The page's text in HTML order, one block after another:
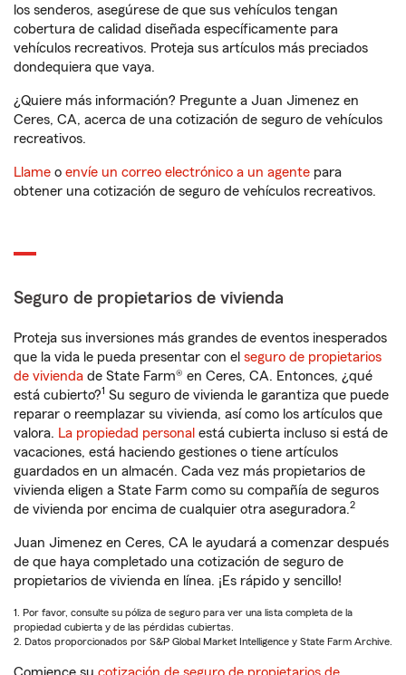
los senderos, asegúrese de que sus vehículos tengan
cobertura de calidad diseñada específicamente para
vehículos recreativos. Proteja sus artículos más preciados
dondequiera que vaya.
¿Quiere más información? Pregunte a Juan Jimenez en
Ceres, CA, acerca de una cotización de seguro de vehículos
recreativos.
Llame o envíe un correo electrónico a un agente para
obtener una cotización de seguro de vehículos recreativos.
Seguro de propietarios de vivienda
Proteja sus inversiones más grandes de eventos inesperados
que la vida le pueda presentar con el seguro de propietarios
de vivienda de State Farm® en Ceres, CA. Entonces, ¿qué
está cubierto?1 Su seguro de vivienda le garantiza que puede
reparar o reemplazar su vivienda, así como los artículos que
valora. La propiedad personal está cubierta incluso si está de
vacaciones, está haciendo gestiones o tiene artículos
guardados en un almacén. Cada vez más propietarios de
vivienda eligen a State Farm como su compañía de seguros
de vivienda por encima de cualquier otra aseguradora.2
Juan Jimenez en Ceres, CA le ayudará a comenzar después
de que haya completado una cotización de seguro de
propietarios de vivienda en línea. ¡Es rápido y sencillo!
1. Por favor, consulte su póliza de seguro para ver una lista completa de la
propiedad cubierta y de las pérdidas cubiertas.
2. Datos proporcionados por S&P Global Market Intelligence y State Farm Archive.